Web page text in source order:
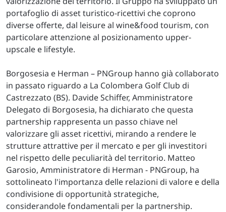
portafoglio di asset turistico-ricettivi che coprono
diverse offerte, dal leisure al wine&food tourism, con
particolare attenzione al posizionamento upper-
upscale e lifestyle.
Borgosesia e Herman – PNGroup hanno già collaborato
in passato riguardo a La Colombera Golf Club di
Castrezzato (BS). Davide Schiffer, Amministratore
Delegato di Borgosesia, ha dichiarato che questa
partnership rappresenta un passo chiave nel
valorizzare gli asset ricettivi, mirando a rendere le
strutture attrattive per il mercato e per gli investitori
nel rispetto delle peculiarità del territorio. Matteo
Garosio, Amministratore di Herman - PNGroup, ha
sottolineato l'importanza delle relazioni di valore e della
condivisione di opportunità strategiche,
considerandole fondamentali per la partnership.